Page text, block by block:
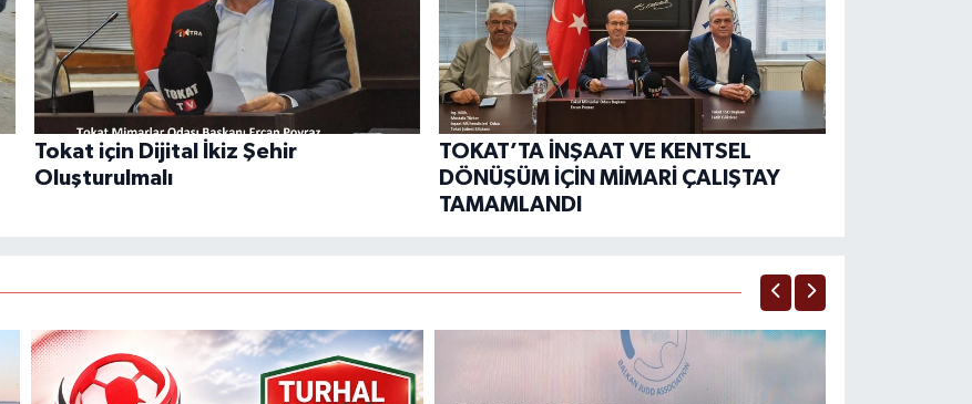
Tokat için Dijital İkiz Şehir
Oluşturulmalı
TOKAT’TA İNŞAAT VE KENTSEL
DÖNÜŞÜM İÇİN MİMARİ ÇALIŞTAY
TAMAMLANDI